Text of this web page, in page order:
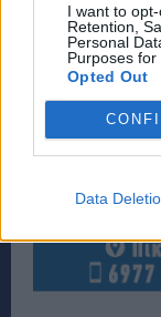
I want to
Retention,
Personal
Purposes for
Opted Out
Data